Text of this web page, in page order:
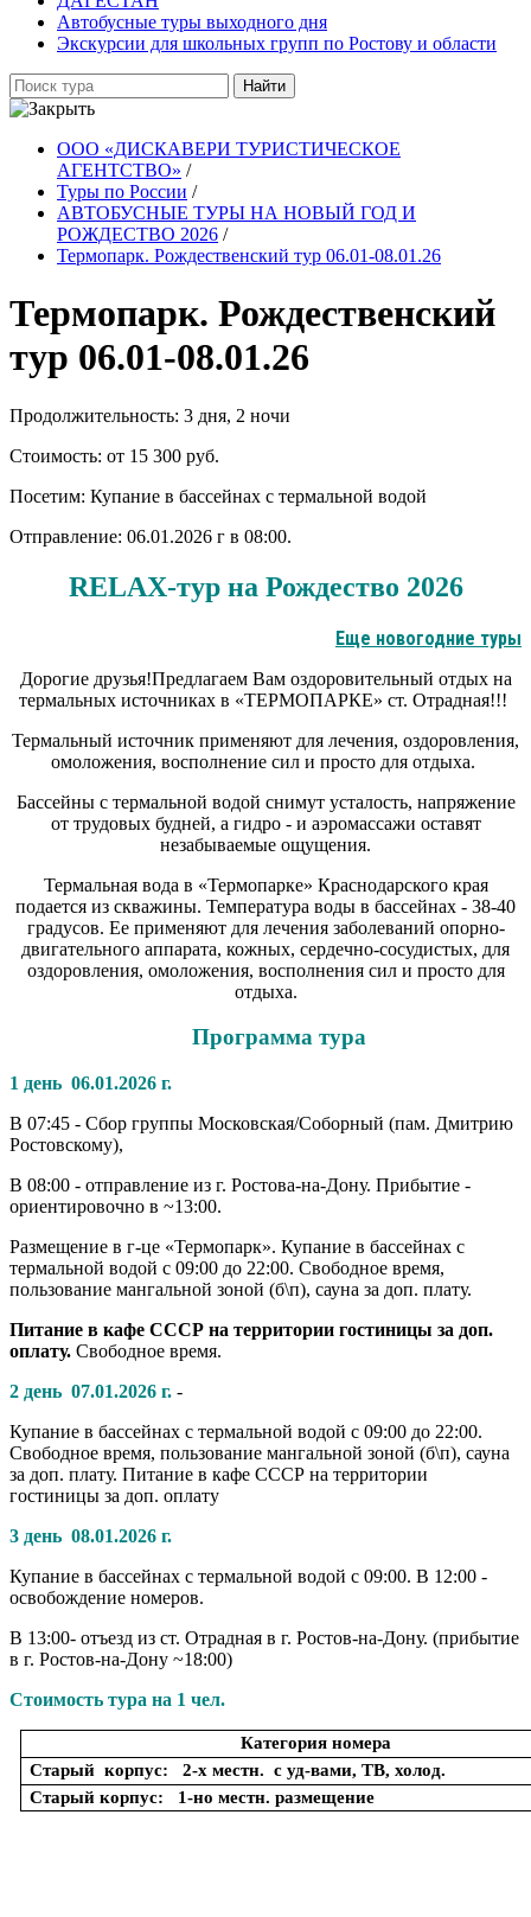
Автобусные туры выходного дня
Экскурсии для школьных групп по Ростову и области
Найти
ООО «ДИСКАВЕРИ ТУРИСТИЧЕСКОЕ
АГЕНТСТВО» /
Туры по России /
АВТОБУСНЫЕ ТУРЫ НА НОВЫЙ ГОД И
РОЖДЕСТВО 2026 /
Термопарк. Рождественский тур 06.01-08.01.26
Термопарк. Рождественский
тур 06.01-08.01.26
Продолжительность: 3 дня, 2 ночи
Стоимость: от 15 300 руб.
Посетим: Купание в бассейнах с термальной водой
Отправление: 06.01.2026 г в 08:00.
RELAX-тур на Рождество 2026
Еще новогодние туры
Дорогие друзья!Предлагаем Вам оздоровительный отдых на
термальных источниках в «ТЕРМОПАРКЕ» ст. Отрадная!!!
Термальный источник применяют для лечения, оздоровления,
омоложения, восполнение сил и просто для отдыха.
Бассейны с термальной водой снимут усталость, напряжение
от трудовых будней, а гидро - и аэромассажи оставят
незабываемые ощущения.
Термальная вода в «Термопарке» Краснодарского края
подается из скважины. Температура воды в бассейнах - 38-40
градусов. Ее применяют для лечения заболеваний опорно-
двигательного аппарата, кожных, сердечно-сосудистых, для
оздоровления, омоложения, восполнения сил и просто для
отдыха.
Программа тура
1 день 06.01.2026 г.
В 07:45 - Сбор группы Московская/Соборный (пам. Дмитрию
Ростовскому),
В 08:00 - отправление из г. Ростова-на-Дону. Прибытие -
ориентировочно в ~13:00.
Размещение в г-це «Термопарк». Купание в бассейнах с
термальной водой с 09:00 до 22:00. Свободное время,
пользование мангальной зоной (б\п), сауна за доп. плату.
Питание в кафе СССР на территории гостиницы за доп.
оплату. Свободное время.
2 день 07.01.2026 г. -
Купание в бассейнах с термальной водой с 09:00 до 22:00.
Свободное время, пользование мангальной зоной (б\п), сауна
за доп. плату. Питание в кафе СССР на территории
гостиницы за доп. оплату
3 день 08.01.2026 г.
Купание в бассейнах с термальной водой с 09:00. В 12:00 -
освобождение номеров.
В 13:00- отъезд из ст. Отрадная в г. Ростов-на-Дону. (прибытие
в г. Ростов-на-Дону ~18:00)
Стоимость тура на 1 чел.
Категория номера
Старый корпус: 2-х местн. с уд-вами, ТВ, холод.
Старый корпус: 1-но местн. размещение